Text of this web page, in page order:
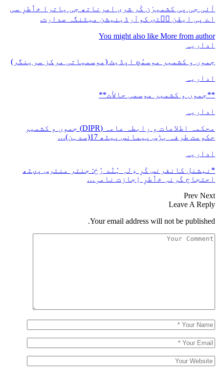
آئی جی پی کشمیرَن کٔر شری امرناتھ جی یاترا خٲطرٕ سی
اے پی ایفَن سۭتۍ کوآرڈینیشن میٹنگہ صدارت.
You might also like More from author
اداریہ
جموں و کشمیر موسمُچ اپڈیٹ (موسمیاتی مرکز سرینگر)
اداریہ
**جموں و كشمیر موسمی حالأت**
اداریہ
محکمہ اطلاعات و رابطہ عامہ (DIPR) جموں و کشمیر
حکومت طرفہ بڑس پیمانس پیٹھ 17(سدہن)…
اداریہ
*نیشنل کانفرنس کَرِ دِلہِ ہُنٛد رُخ: جنتر منترس پؠٹھ
احتجاج کَرنہِ خٲطرٕ اِجازت نامہٕ…
Prev Next
Leave A Reply
Your email address will not be published.